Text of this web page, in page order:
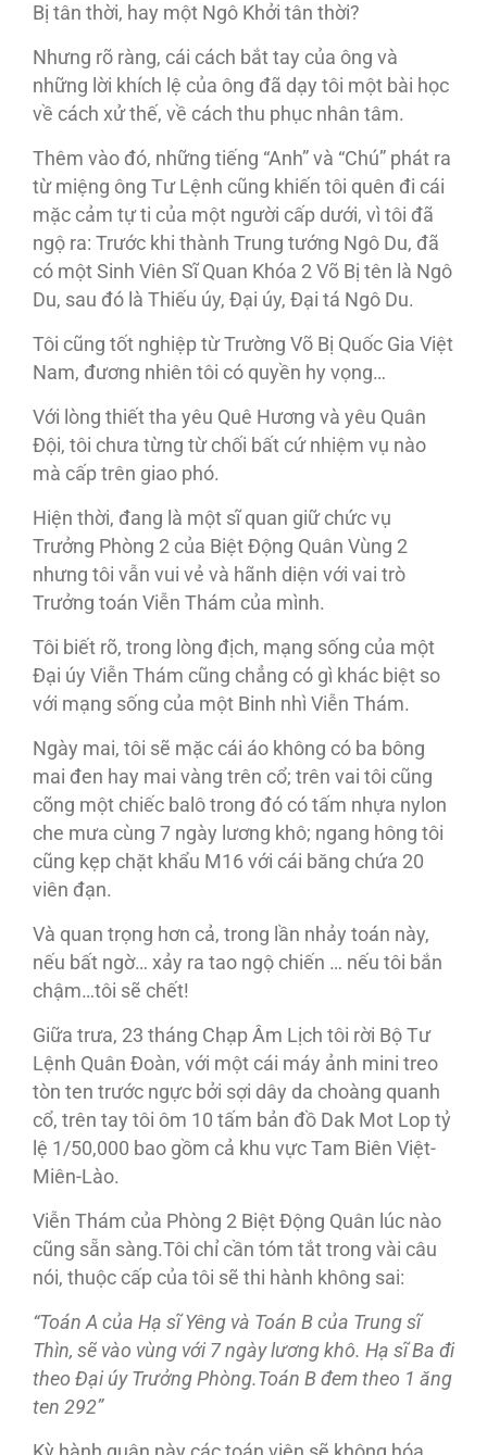
Bị tân thời, hay một Ngô Khởi tân thời?
Nhưng rõ ràng, cái cách bắt tay của ông và
những lời khích lệ của ông đã dạy tôi một bài học
về cách xử thế, về cách thu phục nhân tâm.
Thêm vào đó, những tiếng “Anh” và “Chú” phát ra
từ miệng ông Tư Lệnh cũng khiến tôi quên đi cái
mặc cảm tự ti của một người cấp dưới, vì tôi đã
ngộ ra: Trước khi thành Trung tướng Ngô Du, đã
có một Sinh Viên Sĩ Quan Khóa 2 Võ Bị tên là Ngô
Du, sau đó là Thiếu úy, Đại úy, Đại tá Ngô Du.
Tôi cũng tốt nghiệp từ Trường Võ Bị Quốc Gia Việt
Nam, đương nhiên tôi có quyền hy vọng…
Với lòng thiết tha yêu Quê Hương và yêu Quân
Đội, tôi chưa từng từ chối bất cứ nhiệm vụ nào
mà cấp trên giao phó.
Hiện thời, đang là một sĩ quan giữ chức vụ
Trưởng Phòng 2 của Biệt Động Quân Vùng 2
nhưng tôi vẫn vui vẻ và hãnh diện với vai trò
Trưởng toán Viễn Thám của mình.
Tôi biết rõ, trong lòng địch, mạng sống của một
Đại úy Viễn Thám cũng chẳng có gì khác biệt so
với mạng sống của một Binh nhì Viễn Thám.
Ngày mai, tôi sẽ mặc cái áo không có ba bông
mai đen hay mai vàng trên cổ; trên vai tôi cũng
cõng một chiếc balô trong đó có tấm nhựa nylon
che mưa cùng 7 ngày lương khô; ngang hông tôi
cũng kẹp chặt khẩu M16 với cái băng chứa 20
viên đạn.
Và quan trọng hơn cả, trong lần nhảy toán này,
nếu bất ngờ… xảy ra tao ngộ chiến … nếu tôi bắn
chậm…tôi sẽ chết!
Giữa trưa, 23 tháng Chạp Âm Lịch tôi rời Bộ Tư
Lệnh Quân Đoàn, với một cái máy ảnh mini treo
tòn ten trước ngực bởi sợi dây da choàng quanh
cổ, trên tay tôi ôm 10 tấm bản đồ Dak Mot Lop tỷ
lệ 1/50,000 bao gồm cả khu vực Tam Biên Việt-
Miên-Lào.
Viễn Thám của Phòng 2 Biệt Động Quân lúc nào
cũng sẵn sàng.Tôi chỉ cần tóm tắt trong vài câu
nói, thuộc cấp của tôi sẽ thi hành không sai:
“Toán A của Hạ sĩ Yêng và Toán B của Trung sĩ
Thìn, sẽ vào vùng với 7 ngày lương khô. Hạ sĩ Ba đi
theo Đại úy Trưởng Phòng.Toán B đem theo 1 ăng
ten 292”